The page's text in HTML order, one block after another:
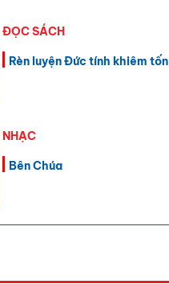
ĐỌC SÁCH
Rèn luyện Đức tính khiêm tốn
NHẠC
Bên Chúa